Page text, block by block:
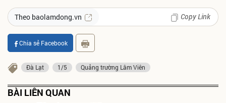
Theo baolamdong.vn Copy Link
Chia sẻ Facebook
Đà Lạt 1/5 Quảng trường Lâm Viên
BÀI LIÊN QUAN